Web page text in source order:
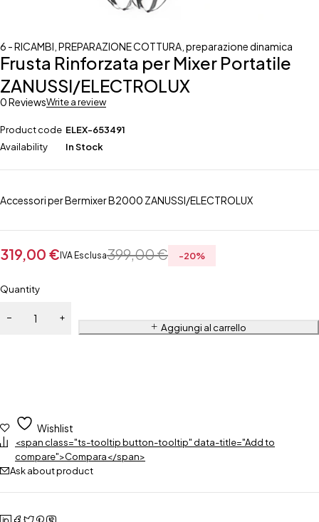
6 - RICAMBI PREPARAZIONE COTTURA preparazione dinamica
Frusta Rinforzata per Mixer Portatile
ZANUSSI/ELECTROLUX
0 ReviewsWrite a review
Product code ELEX-653491
Availability
In Stock
Accessori per Bermixer B2000 ZANUSSI/ELECTROLUX
399,00€
319,00 € IVA Esclusa -20%
Quantity
Aggiungi al carrello
Wishlist
<span class="ts-tooltip button-tooltip" data-title="Add to
compare">Compara</span>
Ask about product